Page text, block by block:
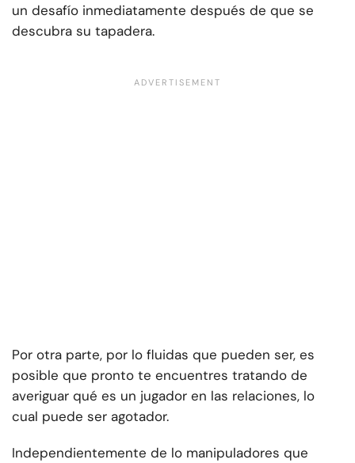
un desafío inmediatamente después de que se
descubra su tapadera.
Por otra parte, por lo fluidas que pueden ser, es
posible que pronto te encuentres tratando de
averiguar qué es un jugador en las relaciones, lo
cual puede ser agotador.
Independientemente de lo manipuladores que